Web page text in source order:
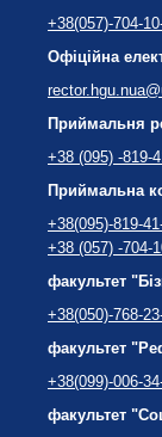
+38(057)-704-
Офіційна
Приймальня
+38 (095) -819-
Приймальна
+38(095)-819-
+38 (057) -704-
факультет
+38(050)-768-
факультет
+38(099)-006-
факультет